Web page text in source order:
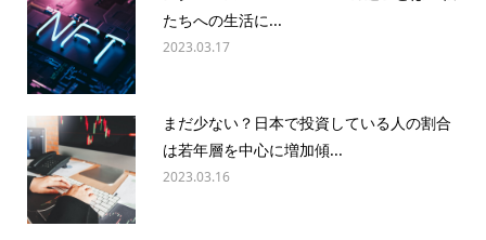
たちへの生活に...
2023.03.17
まだ少ない？日本で投資している人の割合
は若年層を中心に増加傾...
2023.03.16